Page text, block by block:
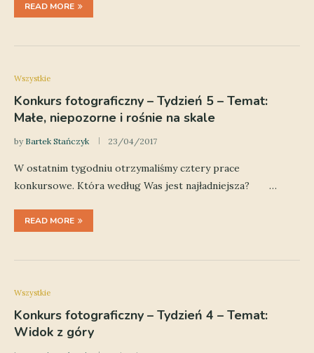
READ MORE
Wszystkie
Konkurs fotograficzny – Tydzień 5 – Temat:
Małe, niepozorne i rośnie na skale
by Bartek Stańczyk 23/04/2017
W ostatnim tygodniu otrzymaliśmy cztery prace
konkursowe. Która według Was jest najładniejsza? …
READ MORE
Wszystkie
Konkurs fotograficzny – Tydzień 4 – Temat:
Widok z góry